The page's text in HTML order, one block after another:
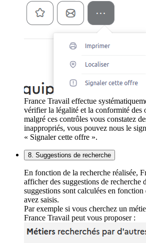
France Travail effectue
vérifier la légalité et la conformité des
malgré ces contrôles vous constatez
inappropriés, vous pouvez nous le
« Signaler cette offre ».
8. Suggestions de recherche
En fonction de la recherche réalisée,
afficher des suggestions de recherche
suggestions sont calculées en fonction
avez saisis.
Par exemple si vous cherchez un
France Travail peut vous proposer :